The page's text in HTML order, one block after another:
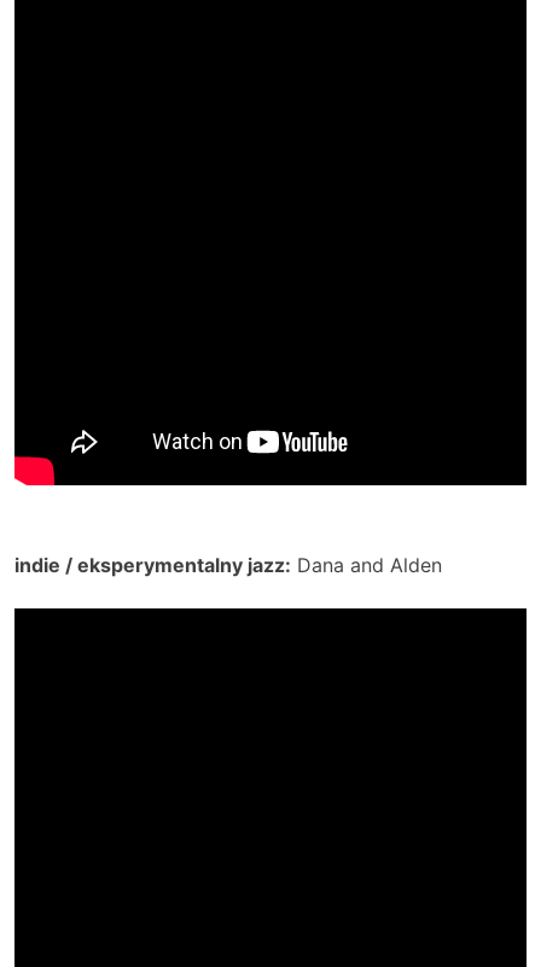
indie / eksperymentalny jazz: Dana and Alden